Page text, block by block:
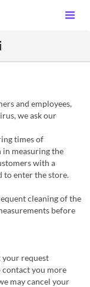
and employees,
we ask our
times of
measuring the
with a
to enter the store.
cleaning of the
before
your request
contact you more
may cancel your